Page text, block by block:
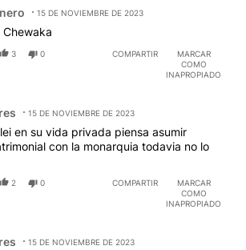
15 DE NOVIEMBRE DE 2023
3 0 COMPARTIR
MARCAR
COMO
INAPROPIADO
15 DE NOVIEMBRE DE 2023
en su vida privada piensa asumir
con la monarquia todavia no lo
2 0 COMPARTIR
MARCAR
COMO
INAPROPIADO
Andres.
15 DE NOVIEMBRE DE 2023